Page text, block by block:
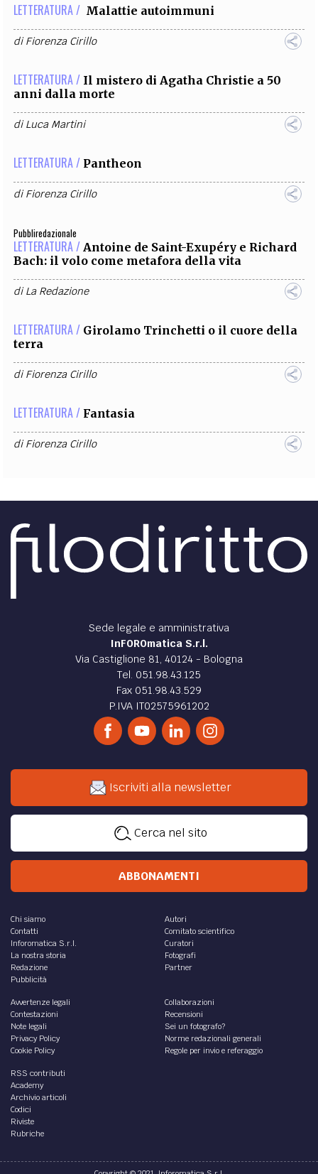
LETTERATURA / Malattie autoimmuni
diFiorenza Cirillo
LETTERATURA / Il mistero di Agatha Christie a 50
anni dalla morte
diLuca Martini
LETTERATURA / Pantheon
diFiorenza Cirillo
Pubbliredazionale
LETTERATURA / Antoine de Saint-Exupéry e Richard
Bach: il volo come metafora della vita
diLa Redazione
LETTERATURA / Girolamo Trinchetti o il cuore della
terra
diFiorenza Cirillo
LETTERATURA / Fantasia
diFiorenza Cirillo
Sede legale e amministrativa
InFOROmatica S.r.l.
Via Castiglione 81, 40124 - Bologna
Tel. 051.98.43.125
Fax 051.98.43.529
P.IVA IT02575961202
Iscriviti alla newsletter
Cerca nel sito
ABBONAMENTI
Chi siamo
Contatti
Inforomatica S.r.l.
La nostra storia
Redazione
Pubblicità
Autori
Comitato scientifico
Curatori
Fotografi
Partner
Avvertenze legali
Contestazioni
Note legali
Privacy Policy
Cookie Policy
Collaborazioni
Recensioni
Sei un fotografo?
Norme redazionali generali
Regole per invio e referaggio
RSS contributi
Academy
Archivio articoli
Codici
Riviste
Rubriche